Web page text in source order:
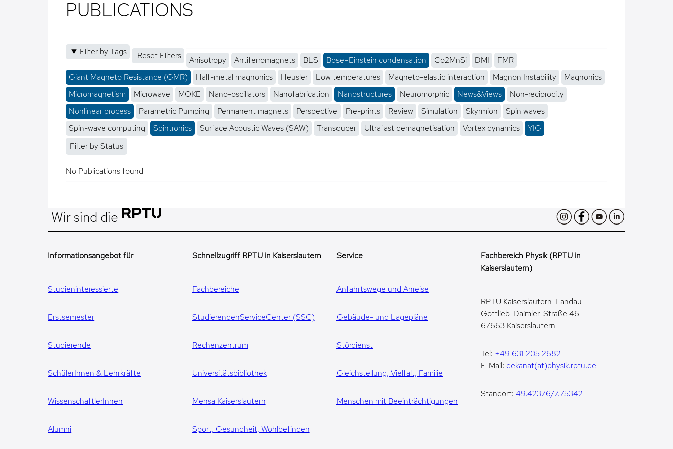
PUBLICATIONS
Filter by Tags Reset Filters Anisotropy Antiferromagnets BLS Bose–Einstein condensation Co2MnSi DMI
FMR
Giant Magneto Resistance (GMR)
Half-metal magnonics Heusler Low temperatures Magneto-elastic interaction Magnon Instability
Magnonics
Micromagnetism
Microwave MOKE Nano-oscillators Nanofabrication Nanostructures Neuromorphic News&Views
Non-reciprocity
Nonlinear process
Parametric Pumping Permanent magnets Perspective Pre-prints Review Simulation Skyrmion
Spin waves
Spin-wave computing
Spintronics Surface Acoustic Waves (SAW) Transducer Ultrafast demagnetisation Vortex dynamics
YIG
Filter by Status
No Publications found
Wir sind die
Informationsangebot für
Studieninteressierte
Erstsemester
Studierende
SchülerInnen & Lehrkräfte
WissenschaftlerInnen
Alumni
Schnellzugriff RPTU in Kaiserslautern
Fachbereiche
StudierendenServiceCenter (SSC)
Rechenzentrum
Universitätsbibliothek
Mensa Kaiserslautern
Sport, Gesundheit, Wohlbefinden
Service
Anfahrtswege und Anreise
Gebäude- und Lagepläne
Stördienst
Gleichstellung, Vielfalt, Familie
Menschen mit Beeinträchtigungen
Fachbereich Physik (RPTU in
Kaiserslautern)
RPTU Kaiserslautern-Landau
Gottlieb-Daimler-Straße 46
67663 Kaiserslautern
Tel: +49 631 205 2682
E-Mail: dekanat(at)physik.rptu.de
Standort:49.42376/7.75342